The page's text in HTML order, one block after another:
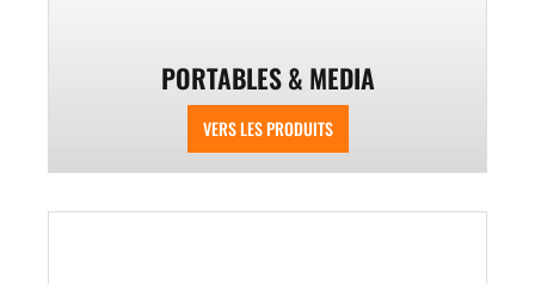
PORTABLES & MEDIA
VERS LES PRODUITS